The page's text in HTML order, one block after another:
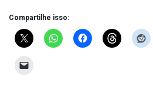
Compartilhe isso: